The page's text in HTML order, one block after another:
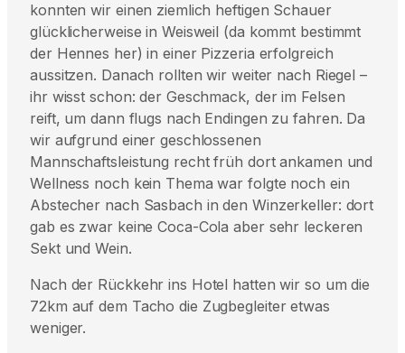
konnten wir einen ziemlich heftigen Schauer
glücklicherweise in Weisweil (da kommt bestimmt
der Hennes her) in einer Pizzeria erfolgreich
aussitzen. Danach rollten wir weiter nach Riegel –
ihr wisst schon: der Geschmack, der im Felsen
reift, um dann flugs nach Endingen zu fahren. Da
wir aufgrund einer geschlossenen
Mannschaftsleistung recht früh dort ankamen und
Wellness noch kein Thema war folgte noch ein
Abstecher nach Sasbach in den Winzerkeller: dort
gab es zwar keine Coca-Cola aber sehr leckeren
Sekt und Wein.
Nach der Rückkehr ins Hotel hatten wir so um die
72km auf dem Tacho die Zugbegleiter etwas
weniger.